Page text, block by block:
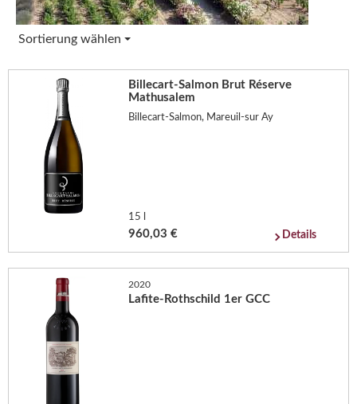
Sortierung wählen
Billecart-Salmon Brut Réserve
Mathusalem
Billecart-Salmon, Mareuil-sur Ay
15 l
960,03 € Details
2020
Lafite-Rothschild 1er GCC